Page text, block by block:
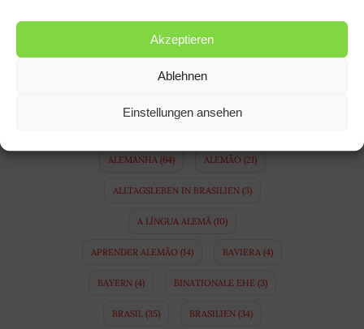
Akzeptieren
Ablehnen
Einstellungen ansehen
ALEMANHA (64) ALEMÃO (21)
ALLTAGSLEBEN IN BRASILIEN(3)
A LÍNGUA ALEMÃ (10)
APRENDER ALEMÃO (14) BAVIERA (4)
BAYERN(4) BINATIONALE EHE(3)
BRASIL(35) BRASILIEN(34)